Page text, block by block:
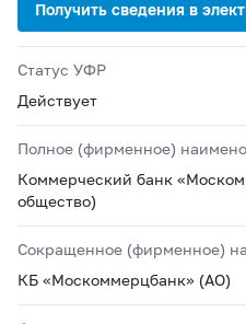
Статус УФР
Действует
Полное (фирменное)
Коммерческий банк
общество)
Сокращенное (фирменное)
КБ «Москоммерцбанк» (АО)